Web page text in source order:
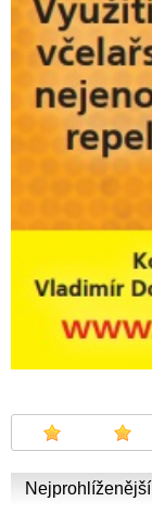
Nejprohlíženější